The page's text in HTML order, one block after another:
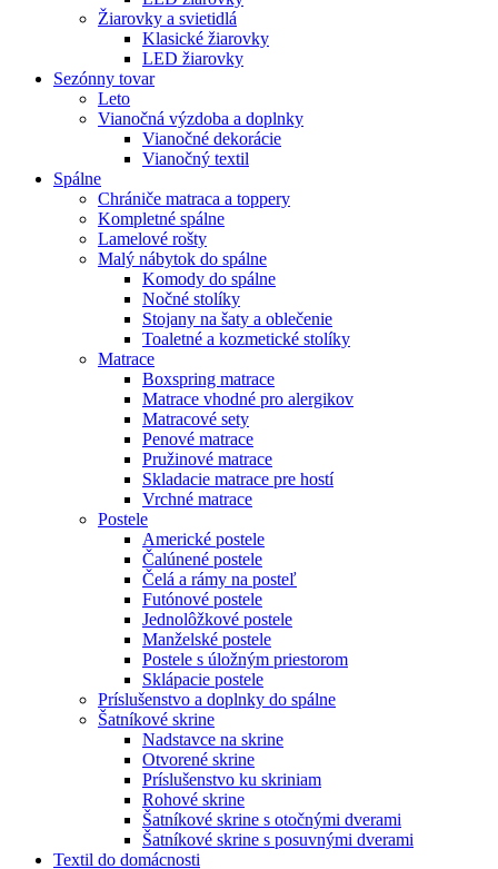
Žiarovky a svietidlá
Klasické žiarovky
LED žiarovky
Sezónny tovar
Leto
Vianočná výzdoba a doplnky
Vianočné dekorácie
Vianočný textil
Spálne
Chrániče matraca a toppery
Kompletné spálne
Lamelové rošty
Malý nábytok do spálne
Komody do spálne
Nočné stolíky
Stojany na šaty a oblečenie
Toaletné a kozmetické stolíky
Matrace
Boxspring matrace
Matrace vhodné pro alergikov
Matracové sety
Penové matrace
Pružinové matrace
Skladacie matrace pre hostí
Vrchné matrace
Postele
Americké postele
Čalúnené postele
Čelá a rámy na posteľ
Futónové postele
Jednolôžkové postele
Manželské postele
Postele s úložným priestorom
Sklápacie postele
Príslušenstvo a doplnky do spálne
Šatníkové skrine
Nadstavce na skrine
Otvorené skrine
Príslušenstvo ku skriniam
Rohové skrine
Šatníkové skrine s otočnými dverami
Šatníkové skrine s posuvnými dverami
Textil do domácnosti